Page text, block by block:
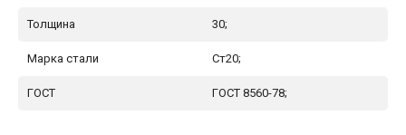
Толщина 30;
Марка стали Ст20;
ГОСТ ГОСТ 8560-78;